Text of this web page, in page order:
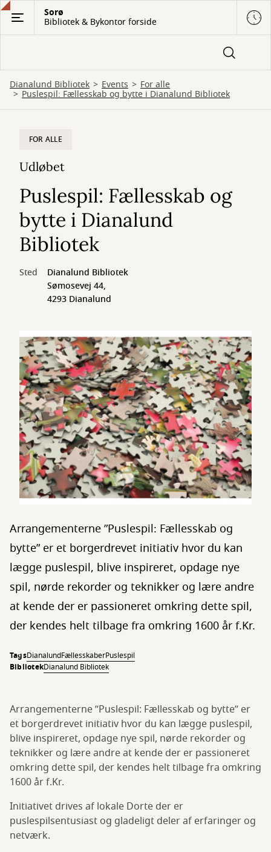
Gå
hovedindhold
Sorø
Bibliotek & Bykontor forside
Dianalund Bibliotek Events For alle
Puslespil: Fællesskab og bytte i Dianalund Bibliotek
FOR ALLE
Udløbet
Puslespil: Fællesskab og
bytte i Dianalund
Bibliotek
Sted
Dianalund Bibliotek
Sømosevej 44,
4293 Dianalund
Arrangementerne ”Puslespil: Fællesskab og
bytte” er et borgerdrevet initiativ hvor du kan
lægge puslespil, blive inspireret, opdage nye
spil, nørde rekorder og teknikker og lære andre
at kende der er passioneret omkring dette spil,
der kendes helt tilbage fra omkring 1600 år f.Kr.
TagsDianalundFællesskaberPuslespil
BibliotekDianalund Bibliotek
Arrangementerne ”Puslespil: Fællesskab og bytte” er
et borgerdrevet initiativ hvor du kan lægge puslespil,
blive inspireret, opdage nye spil, nørde rekorder og
teknikker og lære andre at kende der er passioneret
omkring dette spil, der kendes helt tilbage fra omkring
1600 år f.Kr.
Initiativet drives af lokale Dorte der er
puslespilsentusiast og gladeligt deler af erfaringer og
netværk.